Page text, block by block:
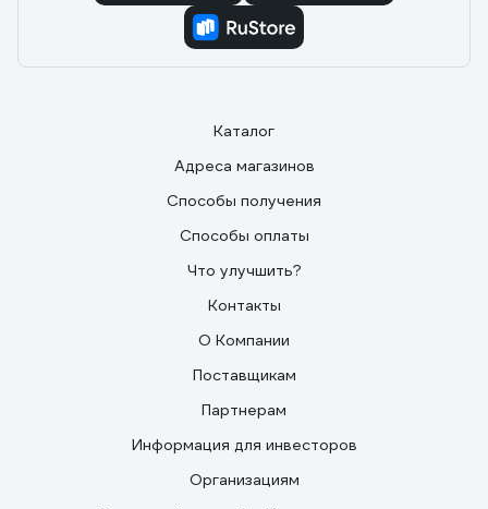
Каталог
Адреса магазинов
Способы получения
Способы оплаты
Что улучшить?
Контакты
О Компании
Поставщикам
Партнерам
Информация для инвесторов
Организациям